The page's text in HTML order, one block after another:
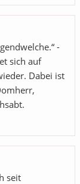
-
sich auf
Dabei ist
seit